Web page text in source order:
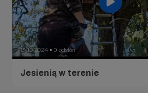
21.10.2024 ● 0 odsłon
Jesienią w terenie